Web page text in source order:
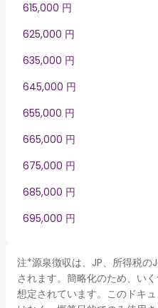
615,000 円
625,000 円
635,000 円
645,000 円
655,000 円
665,000 円
675,000 円
685,000 円
695,000 円
注*源泉徴収は、JP、所得税
されます。簡略化のため、い
想定されています。このドキ